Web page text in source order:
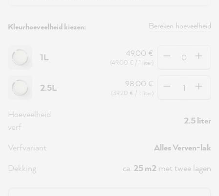
Kleurhoeveelheid kiezen: Bereken hoeveelheid
1L 49,00 €
(49,00 € / 1 liter)
Hoeveelheid
2.5L 98,00 €
(39,20 € / 1 liter)
Hoeveelheid
Hoeveelheid
verf
2.5 liter
Verfvariant
Alles Verven-lak
Dekking
ca. 25 m2 met twee lagen